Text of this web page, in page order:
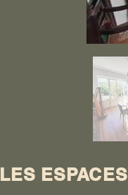
LES ESPACES